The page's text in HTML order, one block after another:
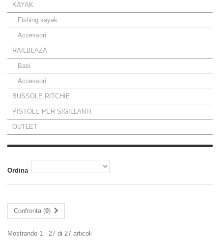
KAYAK
Fishing kayak
Accessori
RAILBLAZA
Basi
Accessori
BUSSOLE RITCHIE
PISTOLE PER SIGILLANTI
OUTLET
Ordina
Confronta (0)
Mostrando 1 - 27 di 27 articoli